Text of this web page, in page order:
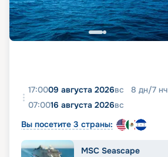
17:0009 августа 2026вс 8 дн/7 нч
07:0016 августа 2026вс
Вы посетите 3 страны:
MSC Seascape